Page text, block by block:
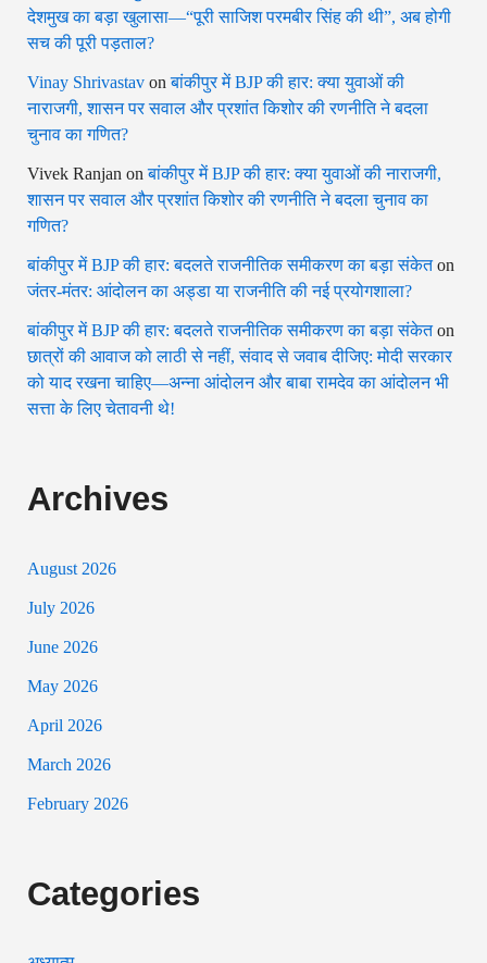
देशमुख का बड़ा खुलासा—“पूरी साजिश परमबीर सिंह की थी”, अब होगी
सच की पूरी पड़ताल?
Vinay Shrivastav onबांकीपुर में BJP की हार: क्या युवाओं की
नाराजगी, शासन पर सवाल और प्रशांत किशोर की रणनीति ने बदला
चुनाव का गणित?
Vivek Ranjan onबांकीपुर में BJP की हार: क्या युवाओं की नाराजगी,
शासन पर सवाल और प्रशांत किशोर की रणनीति ने बदला चुनाव का
गणित?
बांकीपुर में BJP की हार: बदलते राजनीतिक समीकरण का बड़ा संकेतon
जंतर-मंतर: आंदोलन का अड्डा या राजनीति की नई प्रयोगशाला?
बांकीपुर में BJP की हार: बदलते राजनीतिक समीकरण का बड़ा संकेतon
छात्रों की आवाज को लाठी से नहीं, संवाद से जवाब दीजिए: मोदी सरकार
को याद रखना चाहिए—अन्ना आंदोलन और बाबा रामदेव का आंदोलन भी
सत्ता के लिए चेतावनी थे!
Archives
August 2026
July 2026
June 2026
May 2026
April 2026
March 2026
February 2026
Categories